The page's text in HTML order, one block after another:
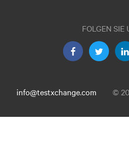
FOLGEN SIE
info@testxchange.com ©